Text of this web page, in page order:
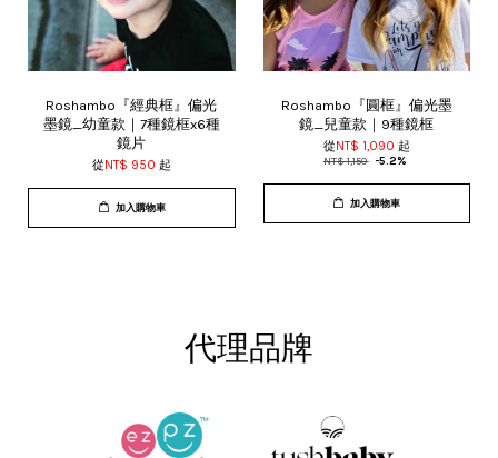
Roshambo『經典框』偏光
墨鏡_幼童款｜7種鏡框x6種
鏡片
從 NT$ 950 起
加入購物車
Roshambo『圓框』偏光墨
鏡_兒童款｜9種鏡框
從 NT$ 1,090 起
NT$ 1,150 -5.2%
加入購物車
代理品牌